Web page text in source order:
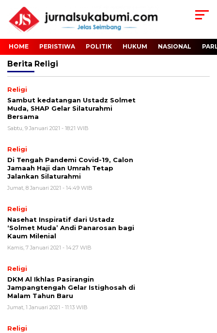
HOME PERISTIWA POLITIK HUKUM NASIONAL
Berita Religi
Religi
Sambut kedatangan Ustadz Solmet
Muda, SHAP Gelar Silaturahmi
Bersama
Sabtu, 9 Januari 2021 - 18:21 WIB
Religi
Di Tengah Pandemi Covid-19, Calon
Jamaah Haji dan Umrah Tetap
Jalankan Silaturahmi
Jumat, 8 Januari 2021 - 14:49 WIB
Religi
Nasehat Inspiratif dari Ustadz
‘Solmet Muda’ Andi Panarosan bagi
Kaum Milenial
Kamis, 7 Januari 2021 - 14:27 WIB
Religi
DKM Al Ikhlas Pasirangin
Jampangtengah Gelar Istighosah di
Malam Tahun Baru
Jumat, 1 Januari 2021 - 11:13 WIB
Religi